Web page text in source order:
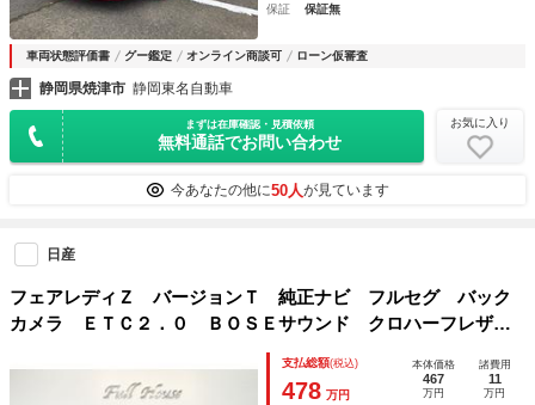
保証
保証無
車両状態評価書 グー鑑定 オンライン商談可 ローン仮審査
静岡県焼津市 静岡東名自動車
まずは在庫確認・見積依頼
無料通話でお問い合わせ
お気に入り
今あなたの他に50人が見ています
日産
フェアレディＺ バージョンＴ 純正ナビ フルセグ バック
カメラ ＥＴＣ２．０ ＢＯＳＥサウンド クロハーフレザ
ー ＢＳＭ カープレイ レーンキープ
支払総額(税込)
478 万円
本体価格
467
万円
諸費用
11
万円